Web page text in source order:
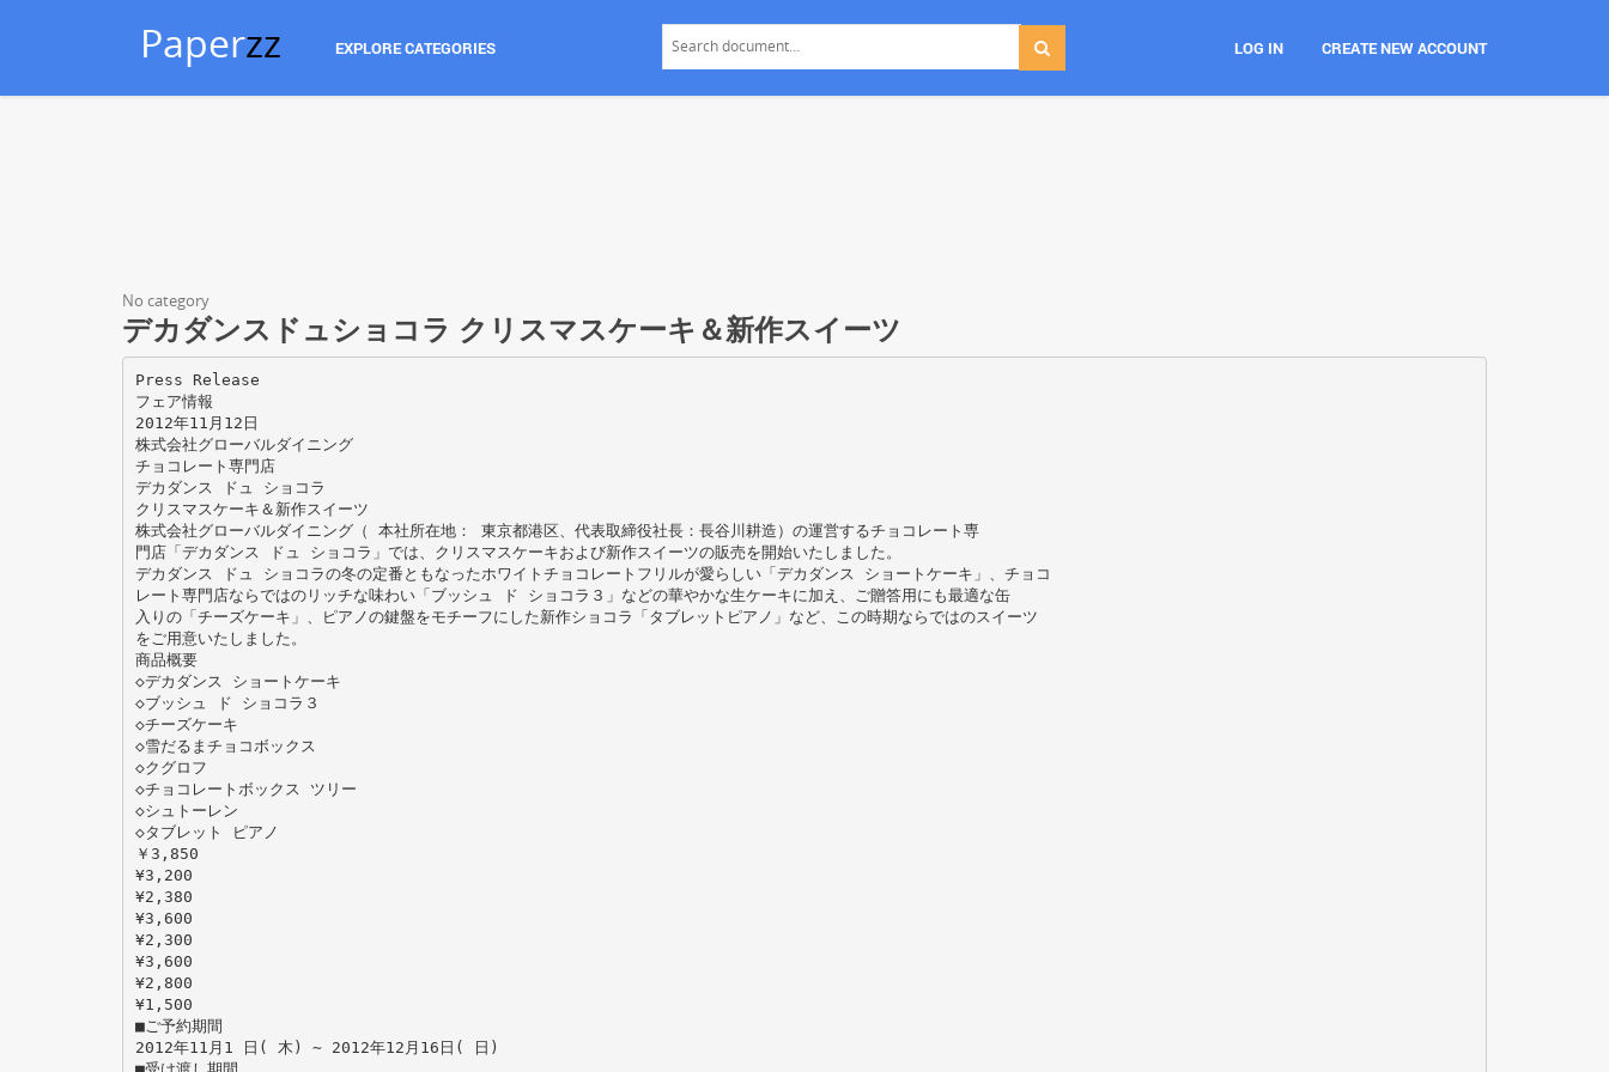
Paperzz EXPLORE CATEGORIES LOG IN CREATE NEW ACCOUNT
No category
デカダンスドュショコラ クリスマスケーキ＆新作スイーツ
Press Release
フェア情報
2012年11月12日
株式会社グローバルダイニング
チョコレート専門店
デカダンス ドュ ショコラ
クリスマスケーキ＆新作スイーツ
株式会社グローバルダイニング（ 本社所在地： 東京都港区、代表取締役社長：長谷川耕造）の運営するチョコレート専
門店「デカダンス ドュ ショコラ」では、クリスマスケーキおよび新作スイーツの販売を開始いたしました。
デカダンス ドュ ショコラの冬の定番ともなったホワイトチョコレートフリルが愛らしい「デカダンス ショートケーキ」、チョコ
レート専門店ならではのリッチな味わい「ブッシュ ド ショコラ３」などの華やかな生ケーキに加え、ご贈答用にも最適な缶
入りの「チーズケーキ」、ピアノの鍵盤をモチーフにした新作ショコラ「タブレットピアノ」など、この時期ならではのスイーツ
をご用意いたしました。
商品概要
◇デカダンス ショートケーキ
◇ブッシュ ド ショコラ３
◇チーズケーキ
◇雪だるまチョコボックス
◇クグロフ
◇チョコレートボックス ツリー
◇シュトーレン
◇タブレット ピアノ
￥3,850
¥3,200
¥2,380
¥3,600
¥2,300
¥3,600
¥2,800
¥1,500
■ご予約期間
2012年11月1 日( 木) ∼ 2012年12月16日( 日)
■受け渡し期間